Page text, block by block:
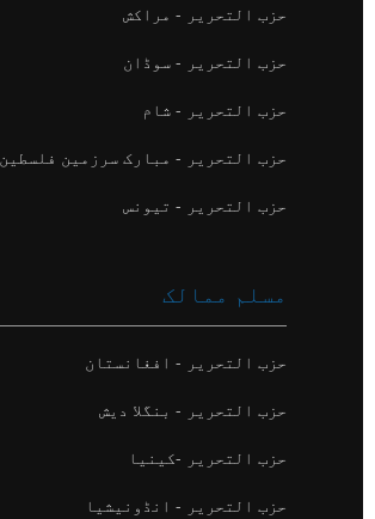
حزب التحریر - مراکش
حزب التحریر - سوڈان
حزب التحریر - شام
حزب التحریر - مبارک سرزمین فلسطین
حزب التحریر - تیونس
مسلم ممالک
حزب التحریر - افغانستان
حزب التحریر - بنگلا دیش
حزب التحریر -کینیا
حزب التحریر - انڈونیشیا